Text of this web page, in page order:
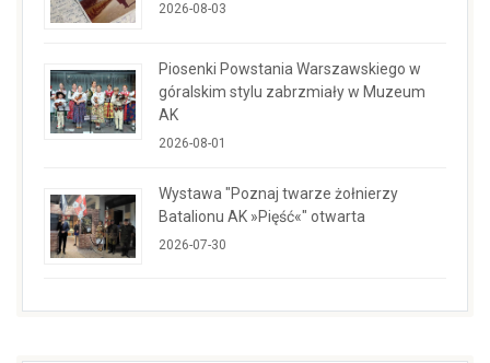
2026-08-03
Piosenki Powstania Warszawskiego w
góralskim stylu zabrzmiały w Muzeum
AK
2026-08-01
Wystawa "Poznaj twarze żołnierzy
Batalionu AK »Pięść«" otwarta
2026-07-30